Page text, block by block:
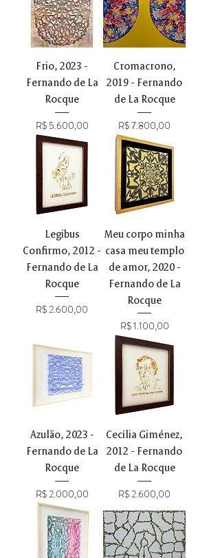
Frio, 2023 -
Fernando de La
Rocque
Preço
R$ 5.600,00
Cromacrono,
2019 - Fernando
de La Rocque
Preço
R$ 7.800,00
Legibus
Confirmo, 2012 -
Fernando de La
Rocque
Preço
R$ 2.600,00
Meu corpo minha
casa meu templo
de amor, 2020 -
Fernando de La
Rocque
Preço
R$ 1.100,00
Azulão, 2023 -
Fernando de La
Rocque
Preço
R$ 2.000,00
Cecília Giménez,
2012 - Fernando
de La Rocque
Preço
R$ 2.600,00